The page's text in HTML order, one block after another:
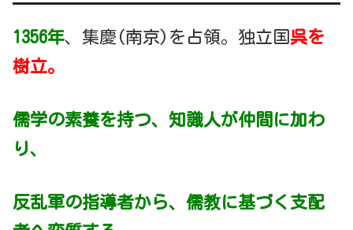
1356年、集慶(南京)を占領。独立国呉を
樹立。
儒学の素養を持つ、知識人が仲間に加わ
り、
反乱軍の指導者から、儒教に基づく支配